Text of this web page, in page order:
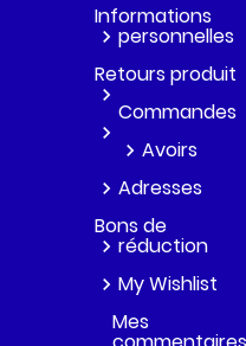
Informations
personnelles
Retours produit
Commandes
Avoirs
Adresses
Bons de
réduction
My Wishlist
Mes